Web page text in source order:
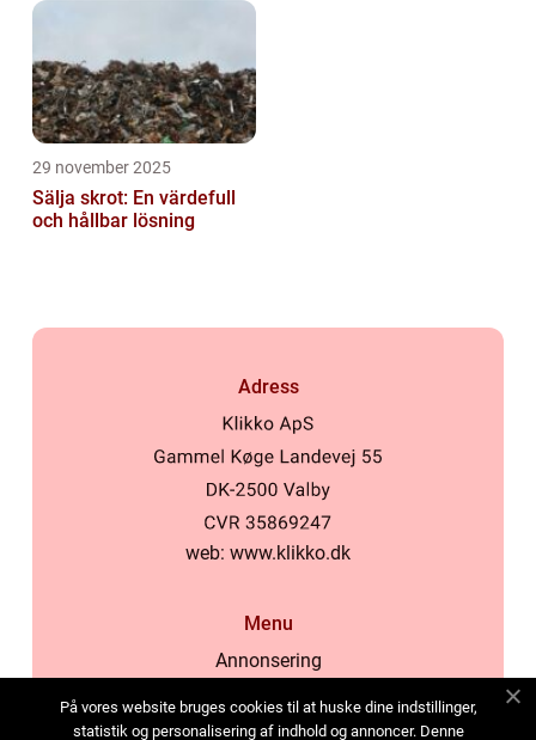
29 november 2025
Sälja skrot: En värdefull
och hållbar lösning
Adress
web: www.klikko.dk
Menu
Annonsering
Cookies
På vores website bruges cookies til at huske dine indstillinger,
statistik og personalisering af indhold og annoncer. Denne